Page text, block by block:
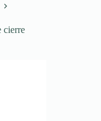
cierre